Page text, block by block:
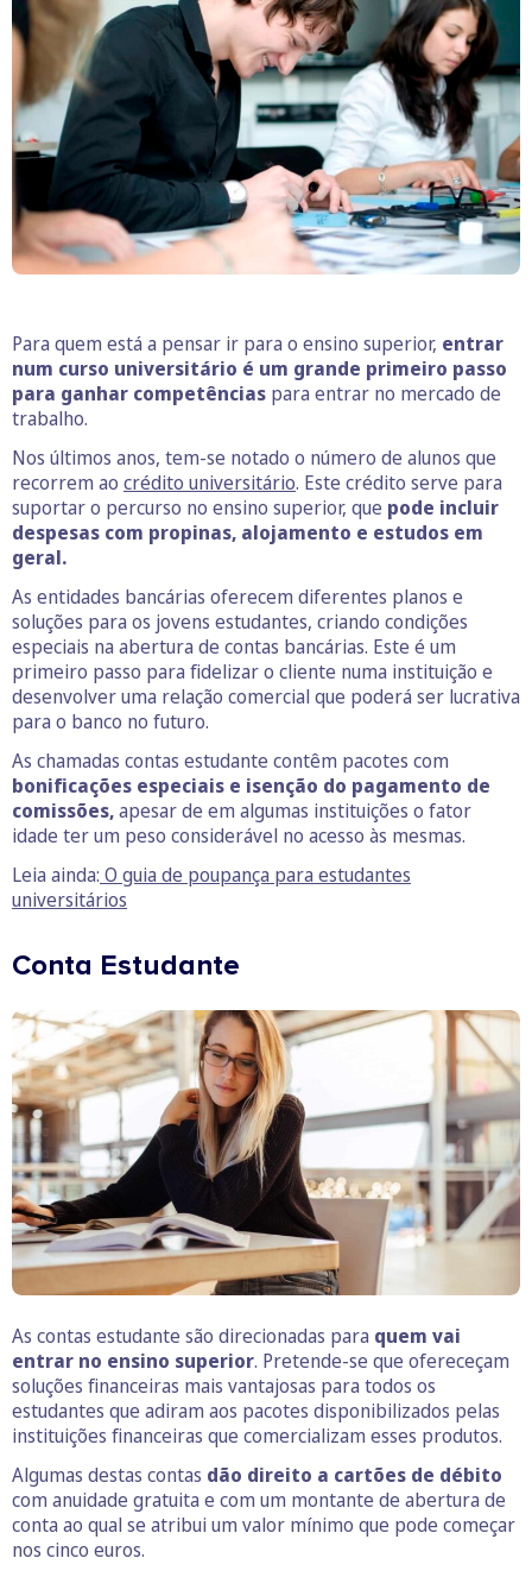
Para quem está a pensar ir para o ensino superior, entrar
num curso universitário é um grande primeiro passo
para ganhar competências para entrar no mercado de
trabalho.
Nos últimos anos, tem-se notado o número de alunos que
recorrem ao crédito universitário. Este crédito serve para
suportar o percurso no ensino superior, que pode incluir
despesas com propinas, alojamento e estudos em
geral.
As entidades bancárias oferecem diferentes planos e
soluções para os jovens estudantes, criando condições
especiais na abertura de contas bancárias. Este é um
primeiro passo para fidelizar o cliente numa instituição e
desenvolver uma relação comercial que poderá ser lucrativa
para o banco no futuro.
As chamadas contas estudante contêm pacotes com
bonificações especiais e isenção do pagamento de
comissões,apesar de em algumas instituições o fator
idade ter um peso considerável no acesso às mesmas.
Leia ainda: O guia de poupança para estudantes
universitários
Conta Estudante
As contas estudante são direcionadas para quem vai
entrar no ensino superior. Pretende-se que ofereceçam
soluções financeiras mais vantajosas para todos os
estudantes que adiram aos pacotes disponibilizados pelas
instituições financeiras que comercializam esses produtos.
Algumas destas contas dão direito a cartões de débito
com anuidade gratuita e com um montante de abertura de
conta ao qual se atribui um valor mínimo que pode começar
nos cinco euros.